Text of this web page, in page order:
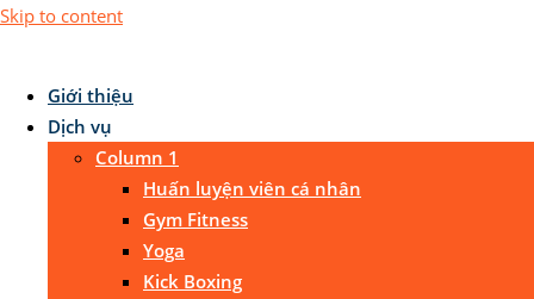
Skip to content
Giới thiệu
Dịch vụ
Column 1
Huấn luyện viên cá nhân
Gym Fitness
Yoga
Kick Boxing